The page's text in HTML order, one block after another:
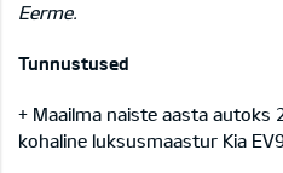
Eerme.
Tunnustused
+ Maailma naiste aasta autoks
kohaline luksusmaastur Kia